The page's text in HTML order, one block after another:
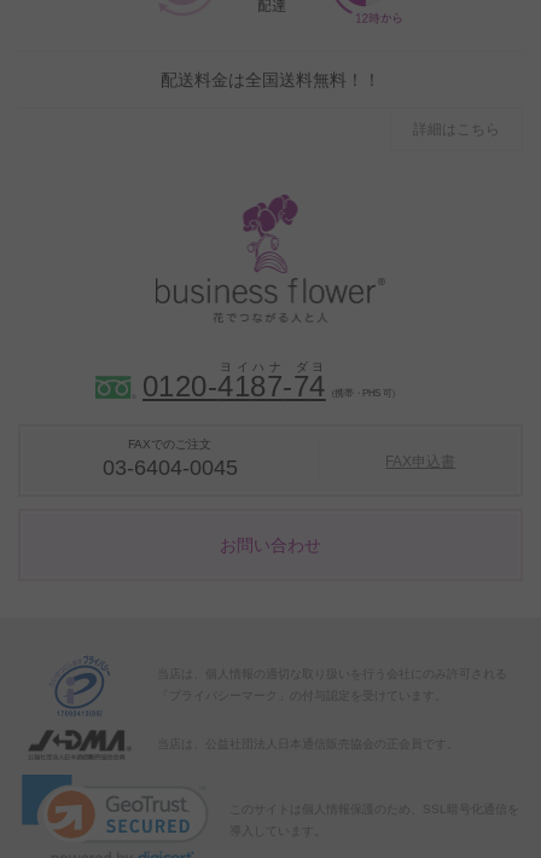
配送料金は全国送料無料！！
詳細はこちら
0120-4187-74 （携帯・PHS 可）
FAXでのご注文
03-6404-0045 FAX申込書
お問い合わせ
当店は、個人情報の適切な取り扱いを行う会社にのみ許可される
「プライバシーマーク」の付与認定を受けています。
当店は、公益社団法人日本通信販売協会の正会員です。
このサイトは個人情報保護のため、SSL暗号化通信を
導入しています。